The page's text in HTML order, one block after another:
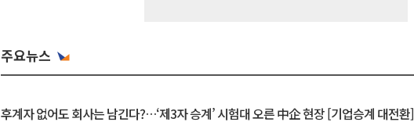
주요뉴스
후계자 없어도 회사는 남긴다?…‘제3자 승계’ 시험대 오른 中企 현장 [기업승계 대전환]